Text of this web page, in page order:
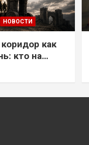
НОВОСТИ
как
кто на
юг